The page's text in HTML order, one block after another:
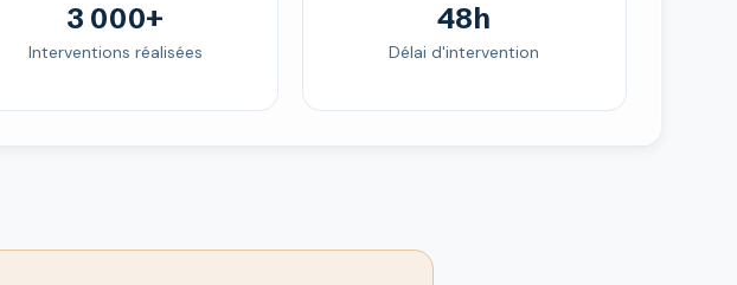
3 000+
Interventions réalisées
48h
Délai d'intervention